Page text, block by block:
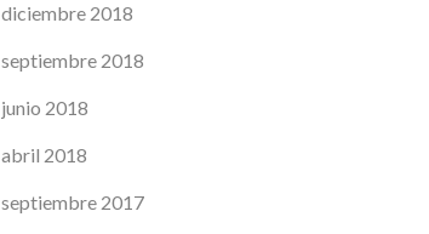
diciembre 2018
septiembre 2018
junio 2018
abril 2018
septiembre 2017